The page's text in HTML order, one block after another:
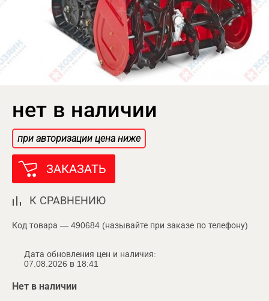
нет в наличии
при авторизации цена ниже
ЗАКАЗАТЬ
К СРАВНЕНИЮ
Код товара — 490684 (называйте при заказе по телефону)
Дата обновления цен и наличия:
07.08.2026 в 18:41
Нет в наличии